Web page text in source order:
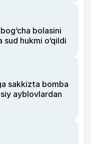
bolasini
hukmi o‘qildi
sakkizta bomba
ayblovlardan